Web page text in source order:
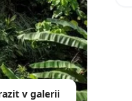
v galerii